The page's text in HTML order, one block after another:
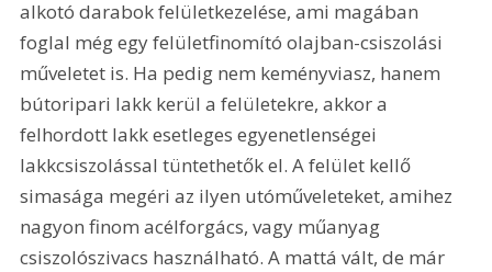
alkotó darabok felületkezelése, ami magában
foglal még egy felületfinomító olajban-csiszolási
műveletet is. Ha pedig nem keményviasz, hanem
bútoripari lakk kerül a felületekre, akkor a
felhordott lakk esetleges egyenetlenségei
lakkcsiszolással tüntethetők el. A felület kellő
simasága megéri az ilyen utóműveleteket, amihez
nagyon finom acélforgács, vagy műanyag
csiszolószivacs használható. A mattá vált, de már